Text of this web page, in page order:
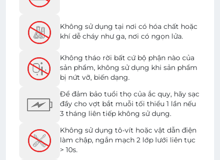
Không sử dụng tại nơi có hóa chất hoặc
khí dễ cháy như ga, nơi có ngọn lửa.
Không tháo rời bất cứ bộ phận nào của
sản phẩm, không sử dụng khi sản phẩm
bị nứt vỡ, biến dạng.
Để đảm bảo tuổi thọ của ắc quy, hãy sạc
đầy cho vợt bắt muỗi tối thiểu 1 lần nếu
3 tháng liên tiếp không sử dụng.
Không sử dụng tô-vít hoặc vật dẫn điện
làm chập, ngắn mạch 2 lớp lưới liên tục
> 10s.